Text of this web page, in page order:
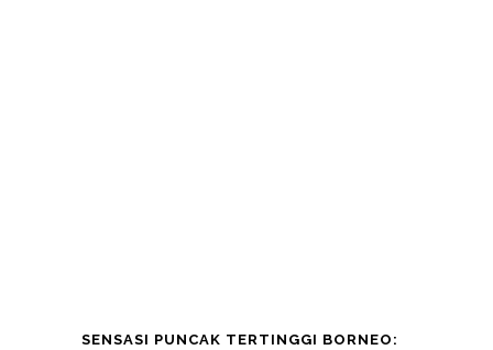
SENSASI PUNCAK TERTINGGI BORNEO: